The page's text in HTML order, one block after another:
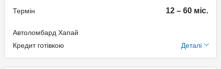
підтвердження доходу
Термін 12 – 60 міс.
Автоломбард Хапай
Кредит готівкою
Деталі
Одноразова комісія: 1,5%